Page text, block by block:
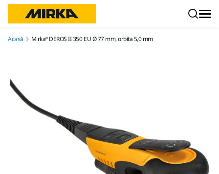
Acasă Mirka® DEROS II 350 EU Ø 77 mm, orbita 5,0 mm